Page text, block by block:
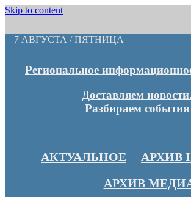
Skip to content
7 АВГУСТА / ПЯТНИЦА
Региональное
Доставляем новости.
Разбираем события
АКТУАЛЬНОЕ
АРХИВ
АРХИВ